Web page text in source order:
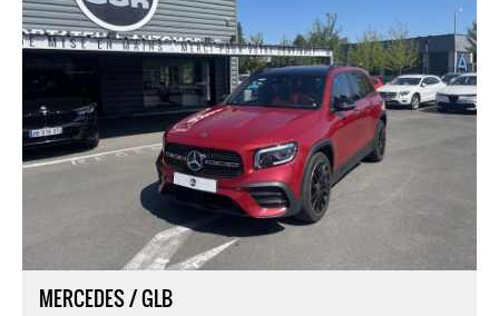
MERCEDES / GLB